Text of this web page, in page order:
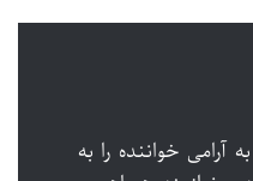
آرامی خواننده را به